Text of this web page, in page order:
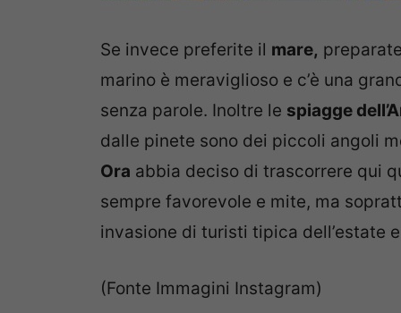
Se invece preferite il mare,
marino è meraviglioso e c’è una
senza parole. Inoltre le spiagge
dalle pinete sono dei piccoli angoli
Ora abbia deciso di trascorrere qui
sempre favorevole e mite, ma
invasione di turisti tipica dell’estate
(Fonte Immagini Instagram)